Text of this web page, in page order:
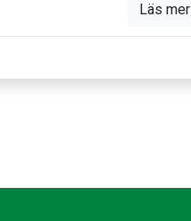
Läs mer